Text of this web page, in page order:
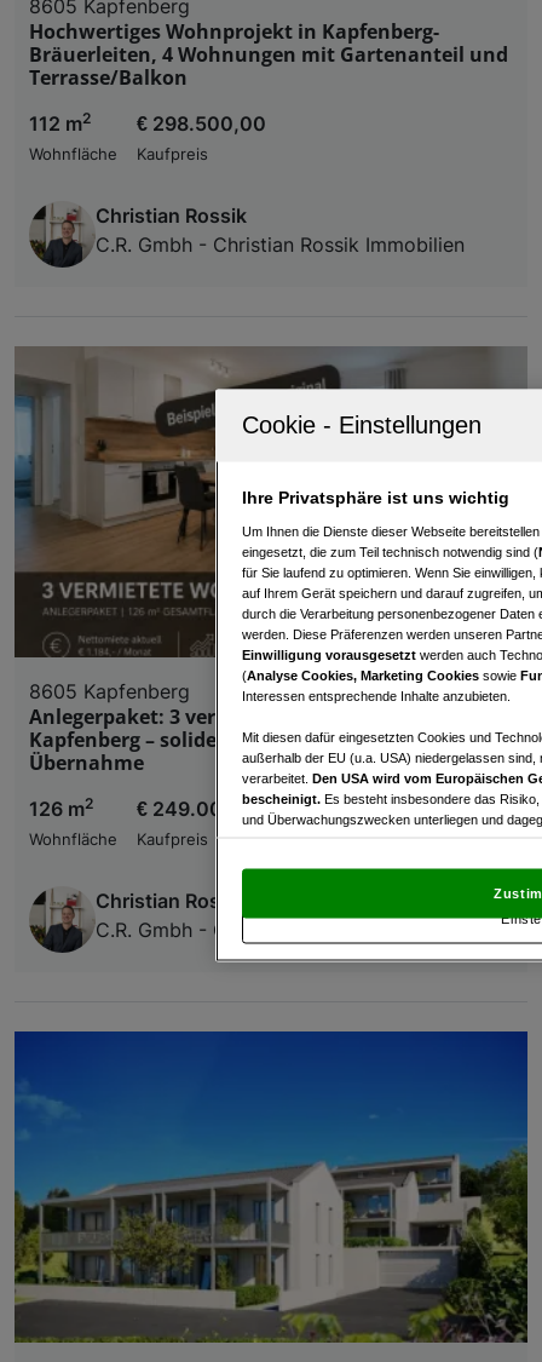
8605 Kapfenberg
Hochwertiges Wohnprojekt in Kapfenberg-
Bräuerleiten, 4 Wohnungen mit Gartenanteil und
Terrasse/Balkon
112 m2
Wohnfläche
€ 298.500,00
Kaufpreis
Christian Rossik
C.R. Gmbh - Christian Rossik Immobilien
8605 Kapfenberg
Anlegerpaket: 3 vermietete Wohnungen in
Kapfenberg – solide Mieteinnahmen ab
Übernahme
126 m2
Wohnfläche
€ 249.000,00
Kaufpreis
Christian Rossik
C.R. Gmbh - Christian Rossik Immobilien
Ihre Privatsphäre ist uns wichtig
Um Ihnen die Dienste dieser Webseite
eingesetzt, die zum Teil technisch notwendig sind (
für Sie laufend zu optimieren. Wenn Sie
auf Ihrem Gerät speichern und darauf zugreifen,
durch die Verarbeitung personenbezogener
werden. Diese Präferenzen werden unseren
Einwilligung vorausgesetzt werden auch
(Analyse Cookies, Marketing Cookies sowie
Interessen entsprechende Inhalte anzubieten.
Mit diesen dafür eingesetzten Cookies und
außerhalb der EU (u.a. USA) niedergelassen
verarbeitet. Den USA wird vom Europäischen
bescheinigt. Es besteht insbesondere das
und Überwachungszwecken unterliegen und
und Widerspruch gegen die Verarbeitung auf der
„Cookie Einstellungen“, die sich auf jeder Seite